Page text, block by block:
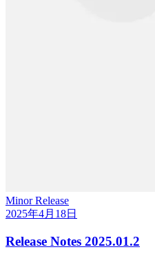
Minor Release
2025年4月18日
Release Notes 2025.01.2